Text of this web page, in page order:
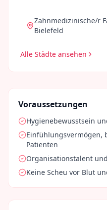
Zahnmedizinische/r
Bielefeld
Alle Städte ansehen
Voraussetzungen
Hygienebewusstsein
Einfühlungsvermögen,
Patienten
Organisationstalent
Keine Scheu vor Blut